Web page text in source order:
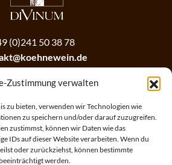
Zustimmung verwalten
zu bieten, verwenden wir Technologien wie
zu speichern und/oder darauf zuzugreifen.
zustimmst, können wir Daten wie das
IDs auf dieser Website verarbeiten. Wenn du
oder zurückziehst, können bestimmte
werden.
(0)241 50 38 78
Newsletter
ANMELDEN